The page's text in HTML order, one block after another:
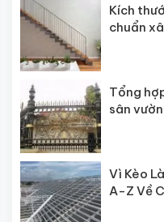
Kích
chuẩn
Tổng
sân
Vì Kèo
A-Z Về